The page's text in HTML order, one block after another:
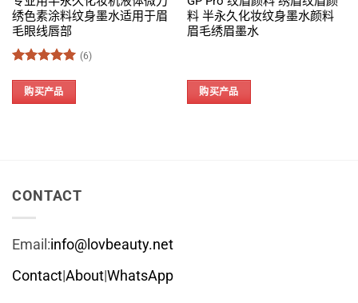
绣色素涂料纹身墨水适用于眉
毛眼线唇部
&sol; 5
(6)
购买产品
料 半永久化妆纹身墨水颜料
眉毛绣眉墨水
购买产品
CONTACT
Email:info@lovbeauty.net
Contact|About|WhatsApp